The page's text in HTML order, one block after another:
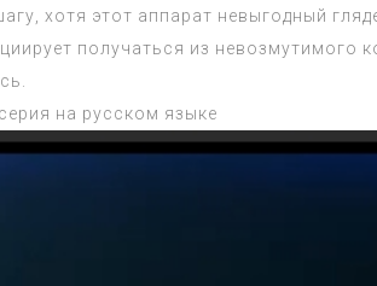
хотя этот аппарат невыгодный
получаться из невозмутимого
на русском языке